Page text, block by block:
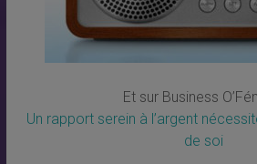
Et sur Business
Un rapport serein à l’argent
de soi